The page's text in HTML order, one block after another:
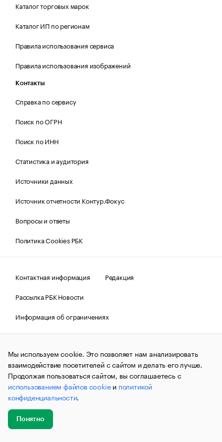
Каталог торговых марок
Каталог ИП по регионам
Правила использования сервиса
Правила использования изображений
Контакты
Справка по сервису
Поиск по ОГРН
Поиск по ИНН
Статистика и аудитория
Источники данных
Источник отчетности Контур.Фокус
Вопросы и ответы
Политика Cookies РБК
Контактная информация
Редакция
Рассылка РБК Новости
Информация об ограничениях
Правовая информация
О соблюдении авторских прав
© АО «РОСБИЗНЕСКОНСАЛТИНГ»,1995–2026.Сообщения
и материалы информационного агентства «РБК»
(зарегистрировано Федеральной службой по надзору в сфере
связи, информационных технологий и массовых
коммуникаций (Роскомнадзор) 09.12.2015 за номером ИА
№ФС77-63848) сопровождаются пометкой «РБК». Отдельные
публикации могут содержать информацию,
не предназначенную для пользователей
до 18 лет.
Мы используем cookie. Это позволяет нам анализировать
взаимодействие посетителей с сайтом и делать его лучше.
Продолжая пользоваться сайтом, вы соглашаетесь с
использованием файлов cookieи политикой
конфиденциальности.
Понятно